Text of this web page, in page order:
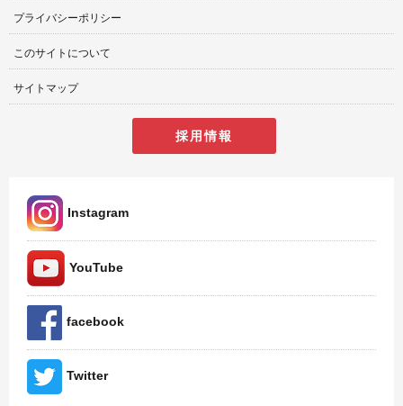
プライバシーポリシー
このサイトについて
サイトマップ
採用情報
Instagram
YouTube
facebook
Twitter